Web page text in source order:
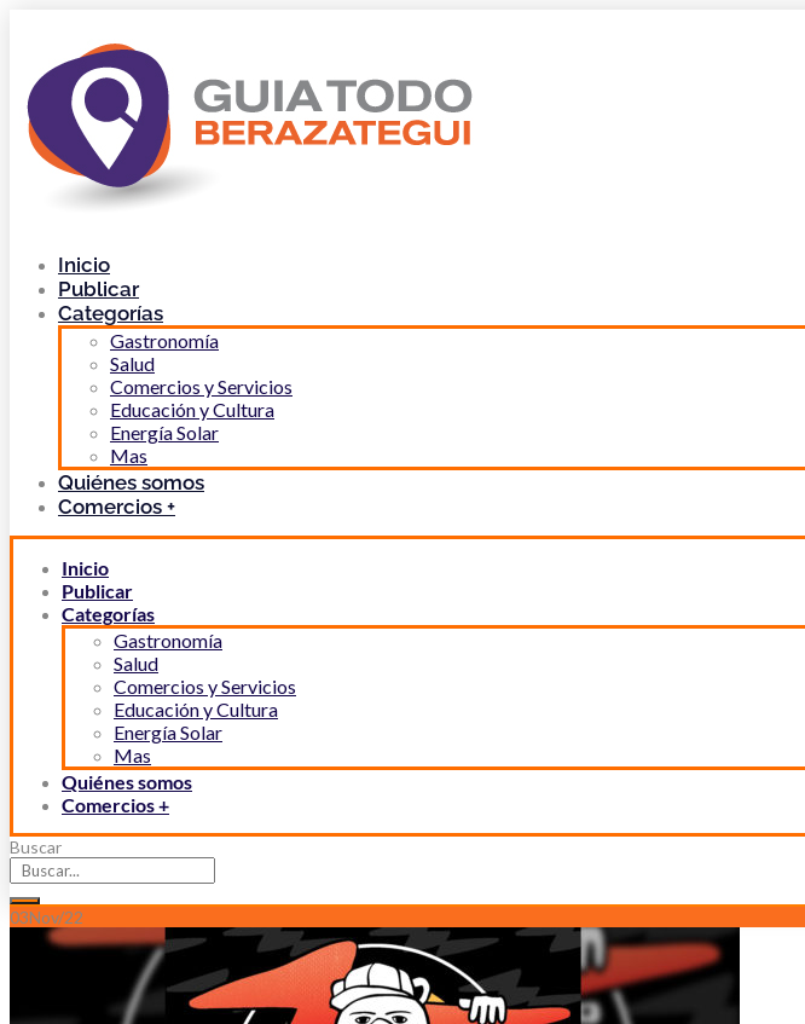
Inicio
Publicar
Categorías
Gastronomía
Salud
Comercios y Servicios
Educación y Cultura
Energía Solar
Mas
Quiénes somos
Comercios +
Inicio
Publicar
Categorías
Gastronomía
Salud
Comercios y Servicios
Educación y Cultura
Energía Solar
Mas
Quiénes somos
Comercios +
Buscar
03Nov/22